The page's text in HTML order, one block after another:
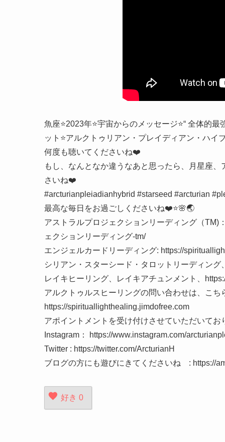
魚座⭐️2023年⭐️宇宙からのメッセージ⭐️“ 全体的
ット⭐️アルクトゥリアン・プレイディアン・ハイ
何度も聴いてくださいね❤️
もし、なんとなか違うなあと思ったら、月星座
さいね❤️
#arcturianpleiadianhybrid #starseed #arcturian
最高な毎日をお過ごしくださいね❤️⭐️🌸🌏
アストラルプロジェクションリーディング（
ェクションリーディング-tm/
エンジェルカードリーディング: https://
シリアン・スターシード・タロットリーディング
レイキヒーリング、レイキアチュンメント、
アルクトゥルスヒーリングの問い合わせは、こちら
https://spirituallighthealing.jimdofree.com
アポイントメントを受け付けさせていただいてお
Instagram： https://www.instagram.com/
Twitter : https://twitter.com/ArcturianH
ブログの方にも遊びにきてくださいね : https://
好き 0